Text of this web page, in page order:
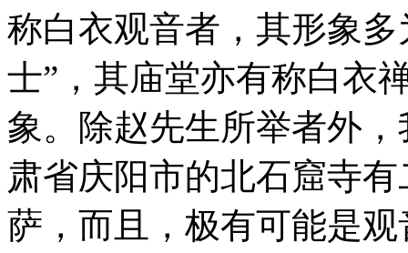
称白衣观音者，其形象
士”，其庙堂亦有称白衣
象。除赵先生所举者外
肃省庆阳市的北石窟寺
萨，而且，极有可能是